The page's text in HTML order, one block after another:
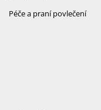
Péče a praní povlečení